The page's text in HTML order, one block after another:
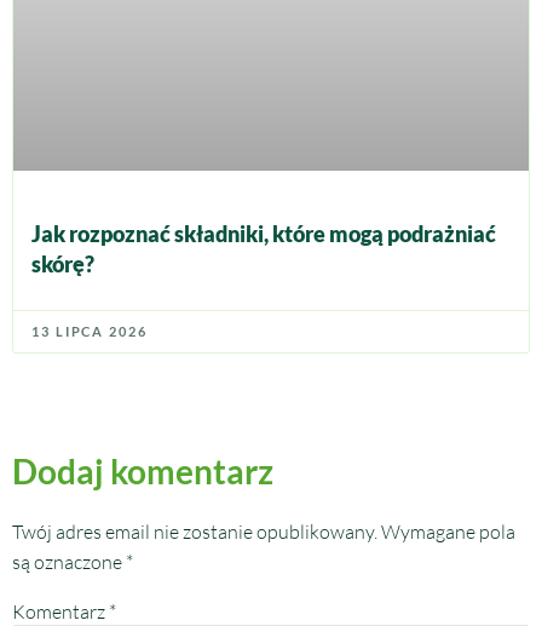
Jak rozpoznać składniki, które mogą podrażniać
skórę?
13 LIPCA 2026
Dodaj komentarz
Twój adres email nie zostanie opublikowany. Wymagane pola
są oznaczone *
Komentarz *